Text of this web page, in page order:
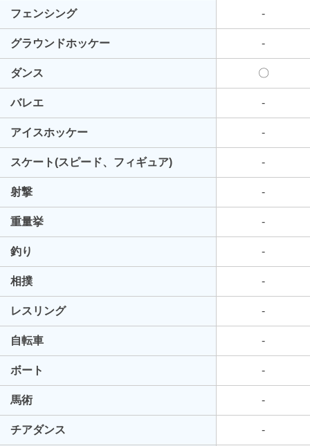
フェンシング -
グラウンドホッケー -
ダンス 〇
バレエ -
アイスホッケー -
スケート(スピード、フィギュア) -
射撃 -
重量挙 -
釣り -
相撲 -
レスリング -
自転車 -
ボート -
馬術 -
チアダンス -